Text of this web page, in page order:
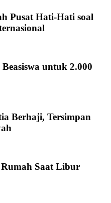
Pusat Hati-Hati soal
untuk 2.000
Berhaji, Tersimpan
Saat Libur